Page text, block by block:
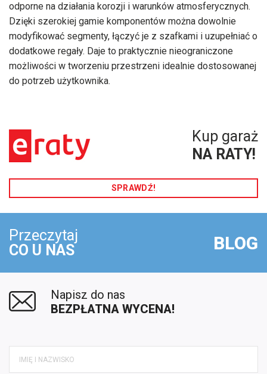
odporne na działania korozji i warunków atmosferycznych.
Dzięki szerokiej gamie komponentów można dowolnie
modyfikować segmenty, łączyć je z szafkami i uzupełniać o
dodatkowe regały. Daje to praktycznie nieograniczone
możliwości w tworzeniu przestrzeni idealnie dostosowanej
do potrzeb użytkownika.
Kup garaż
NA RATY!
SPRAWDŹ!
Przeczytaj
CO U NAS
BLOG
Napisz do nas
BEZPŁATNA WYCENA!